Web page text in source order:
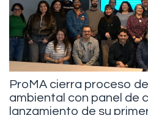
ProMA cierra proceso
ambiental con panel de
lanzamiento de su